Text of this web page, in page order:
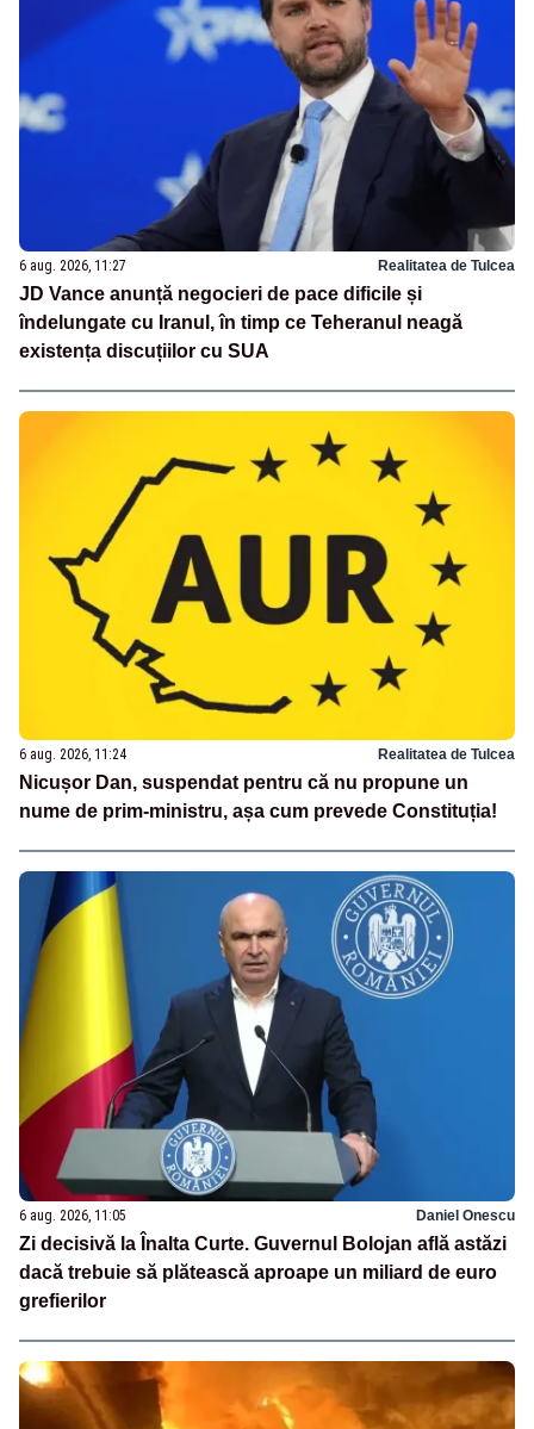
6 aug. 2026, 11:27 Realitatea de Tulcea
JD Vance anunță negocieri de pace dificile și
îndelungate cu Iranul, în timp ce Teheranul neagă
existența discuțiilor cu SUA
6 aug. 2026, 11:24 Realitatea de Tulcea
Nicușor Dan, suspendat pentru că nu propune un
nume de prim-ministru, așa cum prevede Constituția!
6 aug. 2026, 11:05 Daniel Onescu
Zi decisivă la Înalta Curte. Guvernul Bolojan află astăzi
dacă trebuie să plătească aproape un miliard de euro
grefierilor